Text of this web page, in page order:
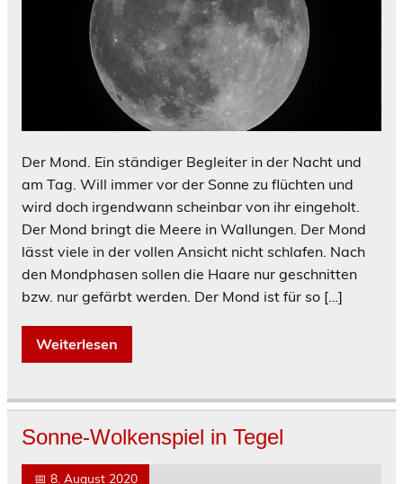
Der Mond. Ein ständiger Begleiter in der Nacht und
am Tag. Will immer vor der Sonne zu flüchten und
wird doch irgendwann scheinbar von ihr eingeholt.
Der Mond bringt die Meere in Wallungen. Der Mond
lässt viele in der vollen Ansicht nicht schlafen. Nach
den Mondphasen sollen die Haare nur geschnitten
bzw. nur gefärbt werden. Der Mond ist für so […]
Weiterlesen
Sonne-Wolkenspiel in Tegel
📅 8. August 2020